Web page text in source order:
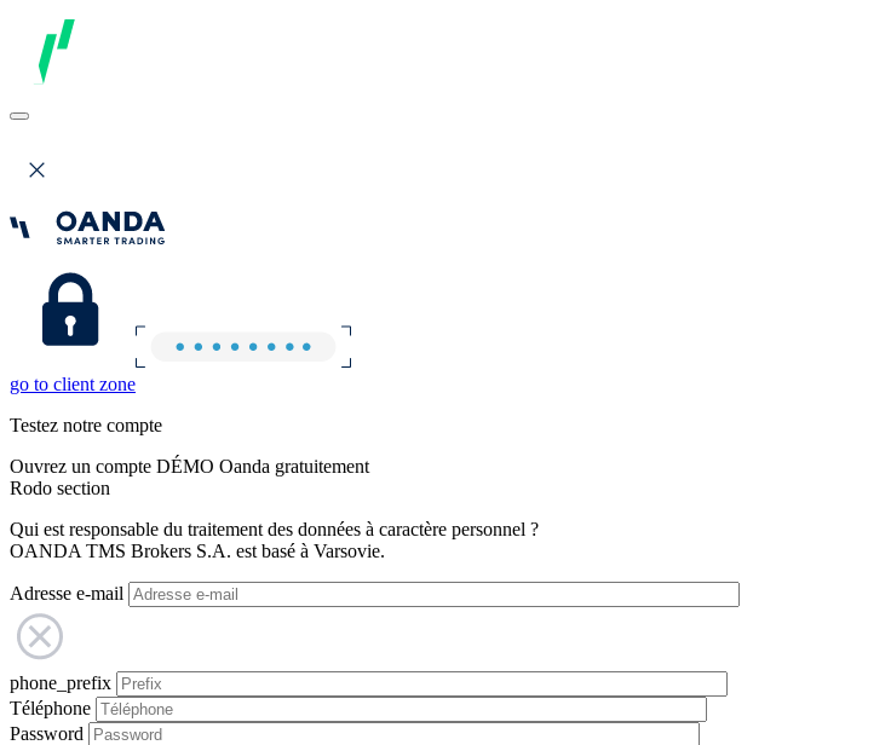
go to client zone
Testez notre compte
Ouvrez un compte DÉMO Oanda gratuitement
Rodo section
Qui est responsable du traitement des données à caractère personnel ?
OANDA TMS Brokers S.A. est basé à Varsovie.
Adresse e-mail
phone_prefix
Téléphone
Password